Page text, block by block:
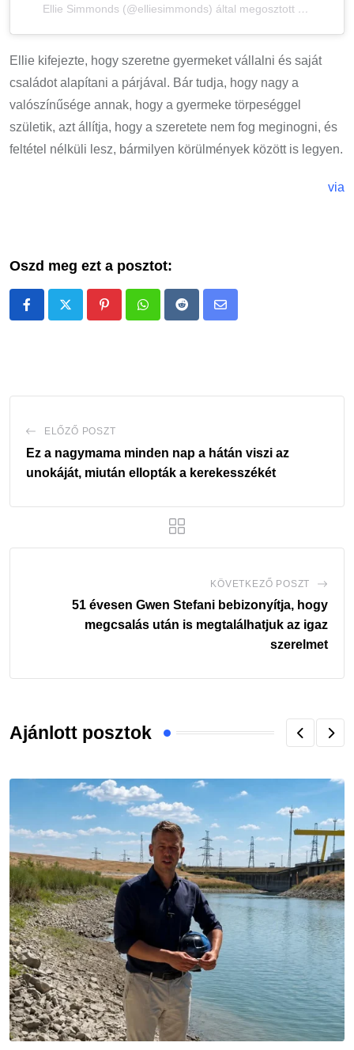
Ellie Simmonds (@elliesimmonds) által megosztott bejegyzés
Ellie kifejezte, hogy szeretne gyermeket vállalni és saját
családot alapítani a párjával. Bár tudja, hogy nagy a
valószínűsége annak, hogy a gyermeke törpeséggel
születik, azt állítja, hogy a szeretete nem fog meginogni, és
feltétel nélküli lesz, bármilyen körülmények között is legyen.
via
Oszd meg ezt a posztot:
PinterestWhatsappReddit
ELŐZŐ POSZT
Ez a nagymama minden nap a hátán viszi az
unokáját, miután ellopták a kerekesszékét
KÖVETKEZŐ POSZT
51 évesen Gwen Stefani bebizonyítja, hogy
megcsalás után is megtalálhatjuk az igaz
szerelmet
Ajánlott posztok